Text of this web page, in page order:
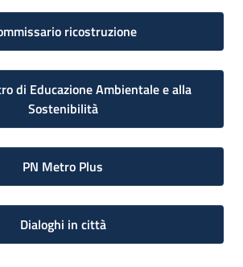
ricostruzione
di Educazione Ambientale e alla
Sostenibilità
PN Metro Plus
Dialoghi in città